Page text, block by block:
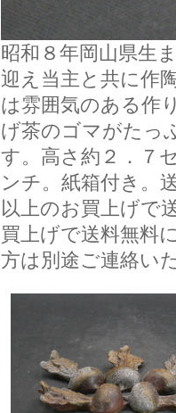
昭和８年岡山県生
迎え当主と共に作
は雰囲気のある作
げ茶のゴマがたっ
す。高さ約２．７
ンチ。紙箱付き。
以上のお買上げで
買上げで送料無料
方は別途ご連絡い